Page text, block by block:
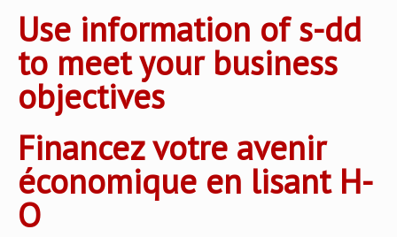
Use information of s-dd
to meet your business
objectives
Financez votre avenir
économique en lisant H-
O